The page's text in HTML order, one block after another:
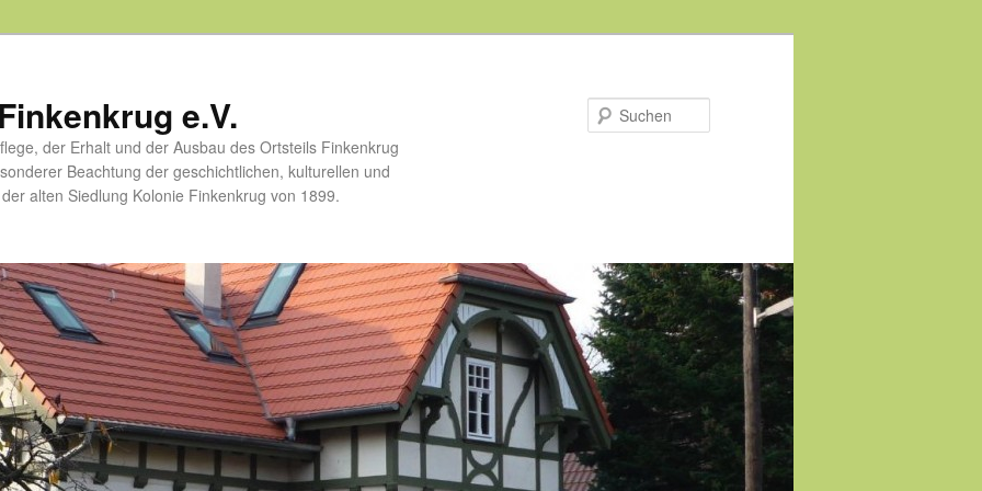
e.V.
der Erhalt und der Ausbau des Ortsteils Finkenkrug
Beachtung der geschichtlichen, kulturellen und
alten Siedlung Kolonie Finkenkrug von 1899.